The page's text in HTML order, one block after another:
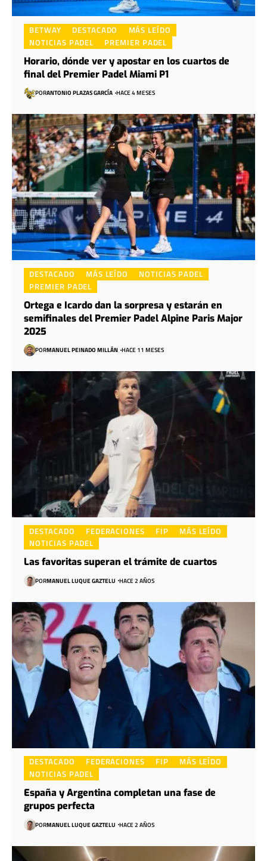
BETWAY DESTACADO
MÁS LEÍDO
NOTICIAS PADEL
PREMIER PADEL
Horario, dónde ver y apostar en los cuartos de
final del Premier Padel Miami P1
PORANTONIO PLAZAS GARCÍA HACE 4 MESES
DESTACADO MÁS LEÍDO
NOTICIAS PADEL
PREMIER PADEL
Ortega e Icardo dan la sorpresa y estarán en
semifinales del Premier Padel Alpine Paris Major
2025
PORMANUEL PEINADO MILLÁN HACE 11 MESES
DESTACADO FEDERACIONES FIP
MÁS LEÍDO
NOTICIAS PADEL
Las favoritas superan el trámite de cuartos
PORMANUEL LUQUE GAZTELU HACE 2 AÑOS
DESTACADO FEDERACIONES FIP
MÁS LEÍDO
NOTICIAS PADEL
España y Argentina completan una fase de
grupos perfecta
PORMANUEL LUQUE GAZTELU HACE 2 AÑOS